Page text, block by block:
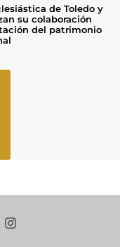
de Toledo y
su colaboración
del patrimonio